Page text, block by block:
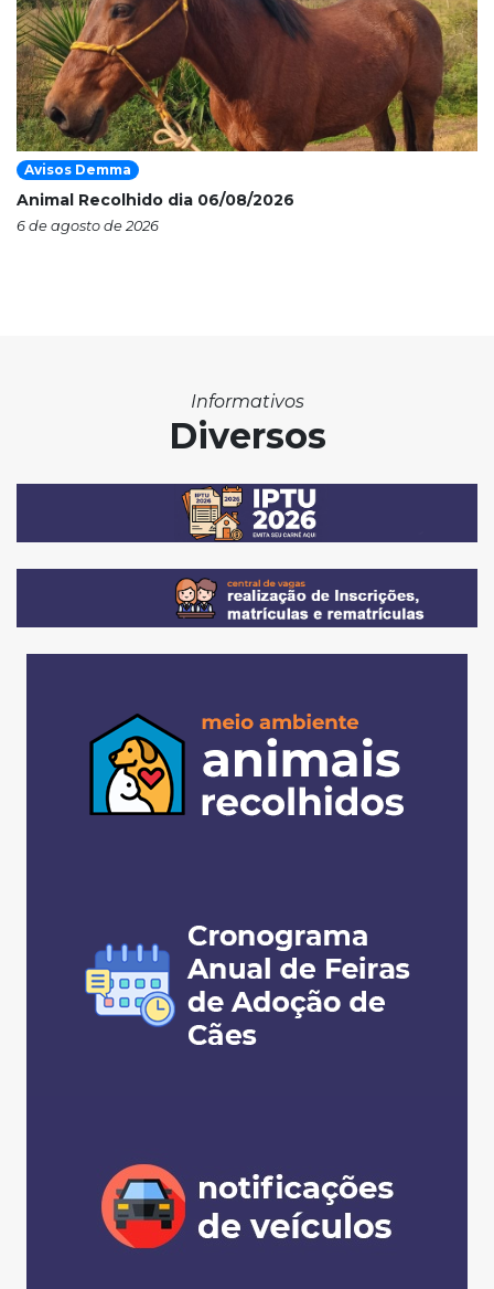
Avisos Demma
Animal Recolhido dia 06/08/2026
6 de agosto de 2026
Informativos
Diversos